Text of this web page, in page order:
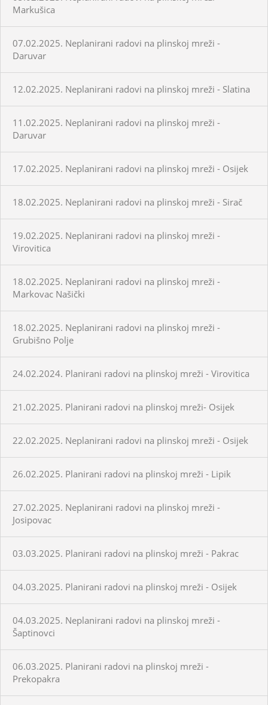
Markušica
07.02.2025. Neplanirani radovi na plinskoj mreži -
Daruvar
12.02.2025. Neplanirani radovi na plinskoj mreži - Slatina
11.02.2025. Neplanirani radovi na plinskoj mreži -
Daruvar
17.02.2025. Neplanirani radovi na plinskoj mreži - Osijek
18.02.2025. Neplanirani radovi na plinskoj mreži - Sirač
19.02.2025. Neplanirani radovi na plinskoj mreži -
Virovitica
18.02.2025. Neplanirani radovi na plinskoj mreži -
Markovac Našički
18.02.2025. Neplanirani radovi na plinskoj mreži -
Grubišno Polje
24.02.2024. Planirani radovi na plinskoj mreži - Virovitica
21.02.2025. Planirani radovi na plinskoj mreži- Osijek
22.02.2025. Neplanirani radovi na plinskoj mreži - Osijek
26.02.2025. Planirani radovi na plinskoj mreži - Lipik
27.02.2025. Neplanirani radovi na plinskoj mreži -
Josipovac
03.03.2025. Planirani radovi na plinskoj mreži - Pakrac
04.03.2025. Planirani radovi na plinskoj mreži - Osijek
04.03.2025. Neplanirani radovi na plinskoj mreži -
Šaptinovci
06.03.2025. Planirani radovi na plinskoj mreži -
Prekopakra